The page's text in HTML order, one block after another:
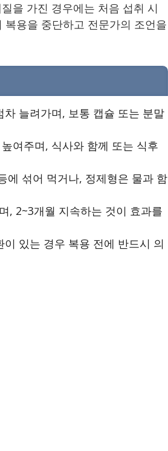
을 가진 경우에는 처음 섭취 시
용을 중단하고 전문가의 조언을
늘려가며, 보통 캡슐 또는 분말
여주며, 식사와 함께 또는 식후
에 섞어 먹거나, 정제형은 물과 함
, 2~3개월 지속하는 것이 효과를
있는 경우 복용 전에 반드시 의